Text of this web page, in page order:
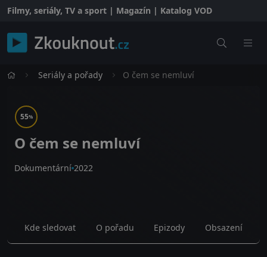
Filmy, seriály, TV a sport | Magazín | Katalog VOD
Seriály a pořady O čem se nemluví
55%
O čem se nemluví
Dokumentární 2022
Kde sledovat O pořadu Epizody Obsazení